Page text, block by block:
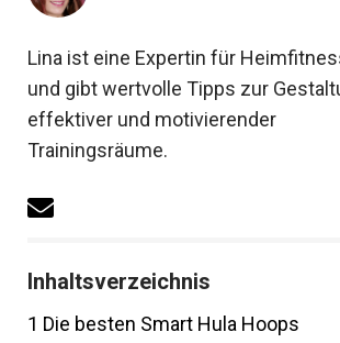
Lina ist eine Expertin für
und gibt wertvolle Tipps zur
effektiver und motivierender
Trainingsräume.
Inhaltsverzeichnis
1 Die besten Smart Hula Hoops